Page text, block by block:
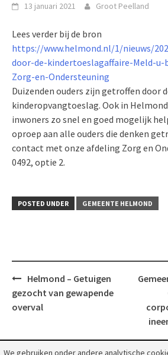
13 januari 2021 Groot Peelland
Lees verder bij de bron
https://www.helmond.nl/1/nieuws/
door-de-kindertoeslagaffaire-Meld-
Zorg-en-Ondersteuning
Duizenden ouders zijn getroffen door
kinderopvangtoeslag. Ook in
inwoners zo snel en goed mogelijk
oproep aan alle ouders die denken
contact met onze afdeling Zorg en
0492, optie 2.
POSTED UNDER GEMEENTE HELMOND
Post
navigation
Helmond – Getuigen
gezocht van gewapende
overval
We gebruiken onder andere analytische